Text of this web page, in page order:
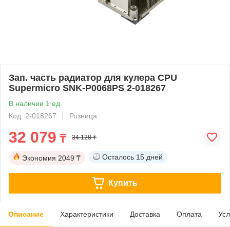
Зап. часть радиатор для кулера CPU
Supermicro SNK-P0068PS 2-018267
В наличии 1 ед.
Код: 2-018267
Розница
32 079 ₸ 34 128 ₸
Экономия 2049 ₸ Осталось 15 дней
Купить
Описание Характеристики Доставка Оплата